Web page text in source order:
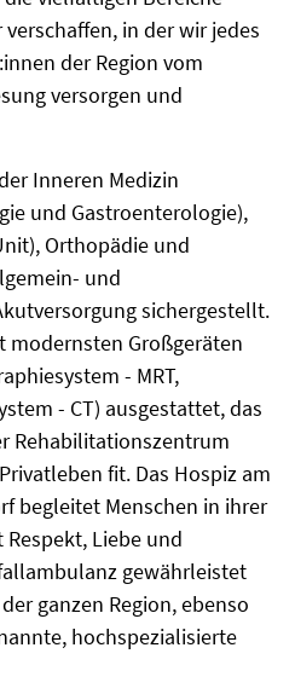
in der wir jedes
der Region vom
versorgen und
Inneren Medizin
und Gastroenterologie),
Orthopädie und
und
sichergestellt.
modernsten Großgeräten
- MRT,
- CT) ausgestattet, das
Rehabilitationszentrum
fit. Das Hospiz am
begleitet Menschen in ihrer
Liebe und
gewährleistet
ganzen Region, ebenso
hochspezialisierte